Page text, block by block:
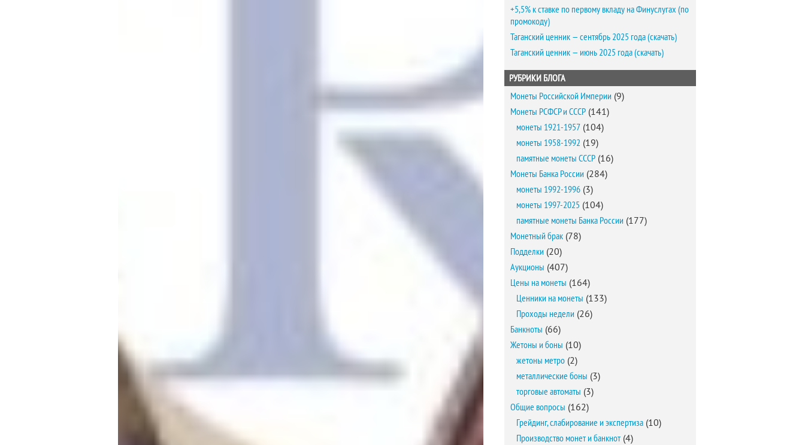
+5,5% к ставке по первому вкладу на Финуслугах (по
промокоду)
Таганский ценник — сентябрь 2025 года (скачать)
Таганский ценник — июнь 2025 года (скачать)
РУБРИКИ БЛОГА
Монеты Российской Империи (9)
Монеты РСФСР и СССР (141)
монеты 1921-1957 (104)
монеты 1958-1992 (19)
памятные монеты СССР (16)
Монеты Банка России (284)
монеты 1992-1996 (3)
монеты 1997-2025 (104)
памятные монеты Банка России (177)
Монетный брак (78)
Подделки (20)
Аукционы (407)
Цены на монеты (164)
Ценники на монеты (133)
Проходы недели (26)
Банкноты (66)
Жетоны и боны (10)
жетоны метро (2)
металлические боны (3)
торговые автоматы (3)
Общие вопросы (162)
Грейдинг, слабирование и экспертиза (10)
Производство монет и банкнот(4)